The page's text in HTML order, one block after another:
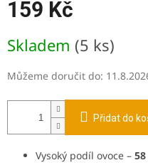
159 Kč
cena:
Skladem (5 ks)
Můžeme doručit do:
Přidat do
Vysoký podíl ovoce –